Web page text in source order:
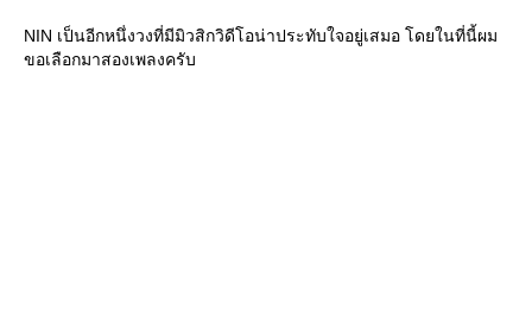
NIN เป็นอีกหนึ่งวงที่มีมิวสิกวิดีโอน่าประทับใจอยู่เสมอ โดยในที่นี้ผม
ขอเลือกมาสองเพลงครับ